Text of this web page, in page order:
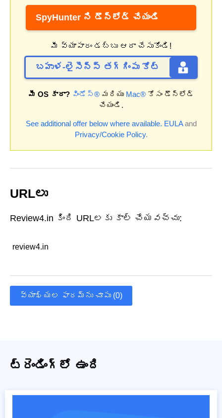
SpyHunter ని డౌన్‌లోడ్ చేయండి
మీ వ్యాపారం డబ్బు ఆదా చేసుకోండి!
బహుళ-లైసెన్స్ తగ్గింపు కోట్
మీ OS కాదా? విండోస్®మరియు Mac®కోసం డౌన్‌లోడ్
చేయండి.
See additional offer below where available. EULAand
Privacy/Cookie Policy.
URLలు
Review4.in కింది URLలకు కాల్ చేయవచ్చు:
review4.in
వ్యాఖ్యల ఫారమ్‌ను చూపు (0)
ట్రెండింగ్‌లో ఉంది